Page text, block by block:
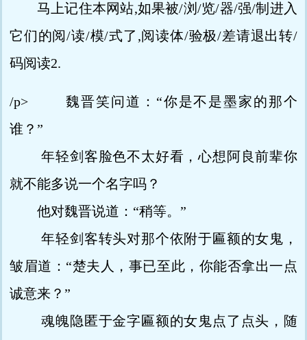
马上记住本网站,如果被/浏/览/器/强/制进入
它们的阅/读/模/式了,阅读体/验极/差请退出转/
码阅读2.
/p> 魏晋笑问道：“你是不是墨家的那个
谁？”
年轻剑客脸色不太好看，心想阿良前辈你
就不能多说一个名字吗？
他对魏晋说道：“稍等。”
年轻剑客转头对那个依附于匾额的女鬼，
皱眉道：“楚夫人，事已至此，你能否拿出一点
诚意来？”
魂魄隐匿于金字匾额的女鬼点了点头，随